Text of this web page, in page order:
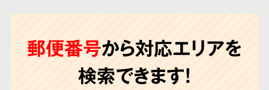
郵便番号から対応エリアを
検索できます!